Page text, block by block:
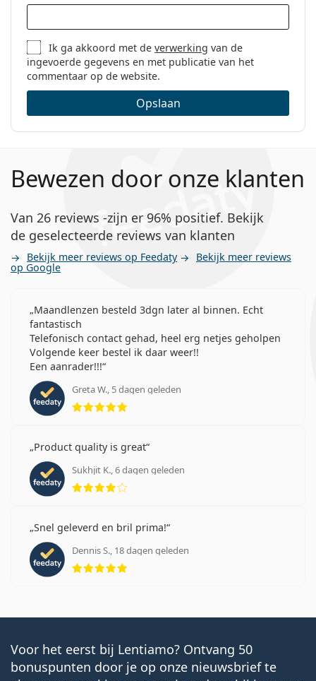
Ik ga akkoord met deverwerking van de
ingevoerde gegevens en met publicatie van het
commentaar op de website.
Opslaan
Bewezen door onze klanten
Van 26 reviews -zijn er 96% positief. Bekijk
de geselecteerde reviews van klanten
Bekijk meer reviews op Feedaty Bekijk meer reviews
op Google
Maandlenzen besteld 3dgn later al binnen. Echt
fantastisch
Telefonisch contact gehad, heel erg netjes geholpen
Volgende keer bestel ik daar weer!!
Een aanrader!!!
Greta W., 5 dagen geleden
Beoordeling 5 van 5
Product quality is great
Sukhjit K., 6 dagen geleden
Beoordeling 4 van 5
Snel geleverd en bril prima!
Dennis S., 18 dagen geleden
Beoordeling 5 van 5
Voor het eerst bij Lentiamo? Ontvang 50
bonuspunten door je op onze nieuwsbrief te